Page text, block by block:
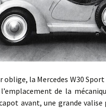
la Mercedes W30 Sport
de la
avant, une grande